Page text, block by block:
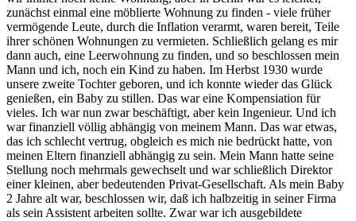
zunächst einmal eine möblierte Wohnung zu finden - viele früher
vermögende Leute, durch die Inflation verarmt, waren bereit, Teile
ihrer schönen Wohnungen zu vermieten. Schließlich gelang es mir
dann auch, eine Leerwohnung zu finden, und so beschlossen mein
Mann und ich, noch ein Kind zu haben. Im Herbst 1930 wurde
unsere zweite Tochter geboren, und ich konnte wieder das Glück
genießen, ein Baby zu stillen. Das war eine Kompensiation für
vieles. Ich war nun zwar beschäftigt, aber kein Ingenieur. Und ich
war finanziell völlig abhängig von meinem Mann. Das war etwas,
das ich schlecht vertrug, obgleich es mich nie bedrückt hatte, von
meinen Eltern finanziell abhängig zu sein. Mein Mann hatte seine
Stellung noch mehrmals gewechselt und war schließlich Direktor
einer kleinen, aber bedeutenden Privat-Gesellschaft. Als mein Baby
2 Jahre alt war, beschlossen wir, daß ich halbzeitig in seiner Firma
als sein Assistent arbeiten sollte. Zwar war ich ausgebildete